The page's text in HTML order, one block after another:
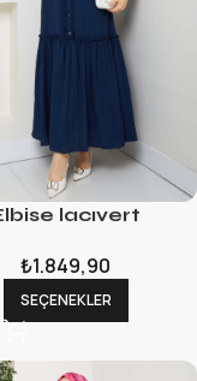
lacıvert
₺1.849,90
SEÇENEKLER